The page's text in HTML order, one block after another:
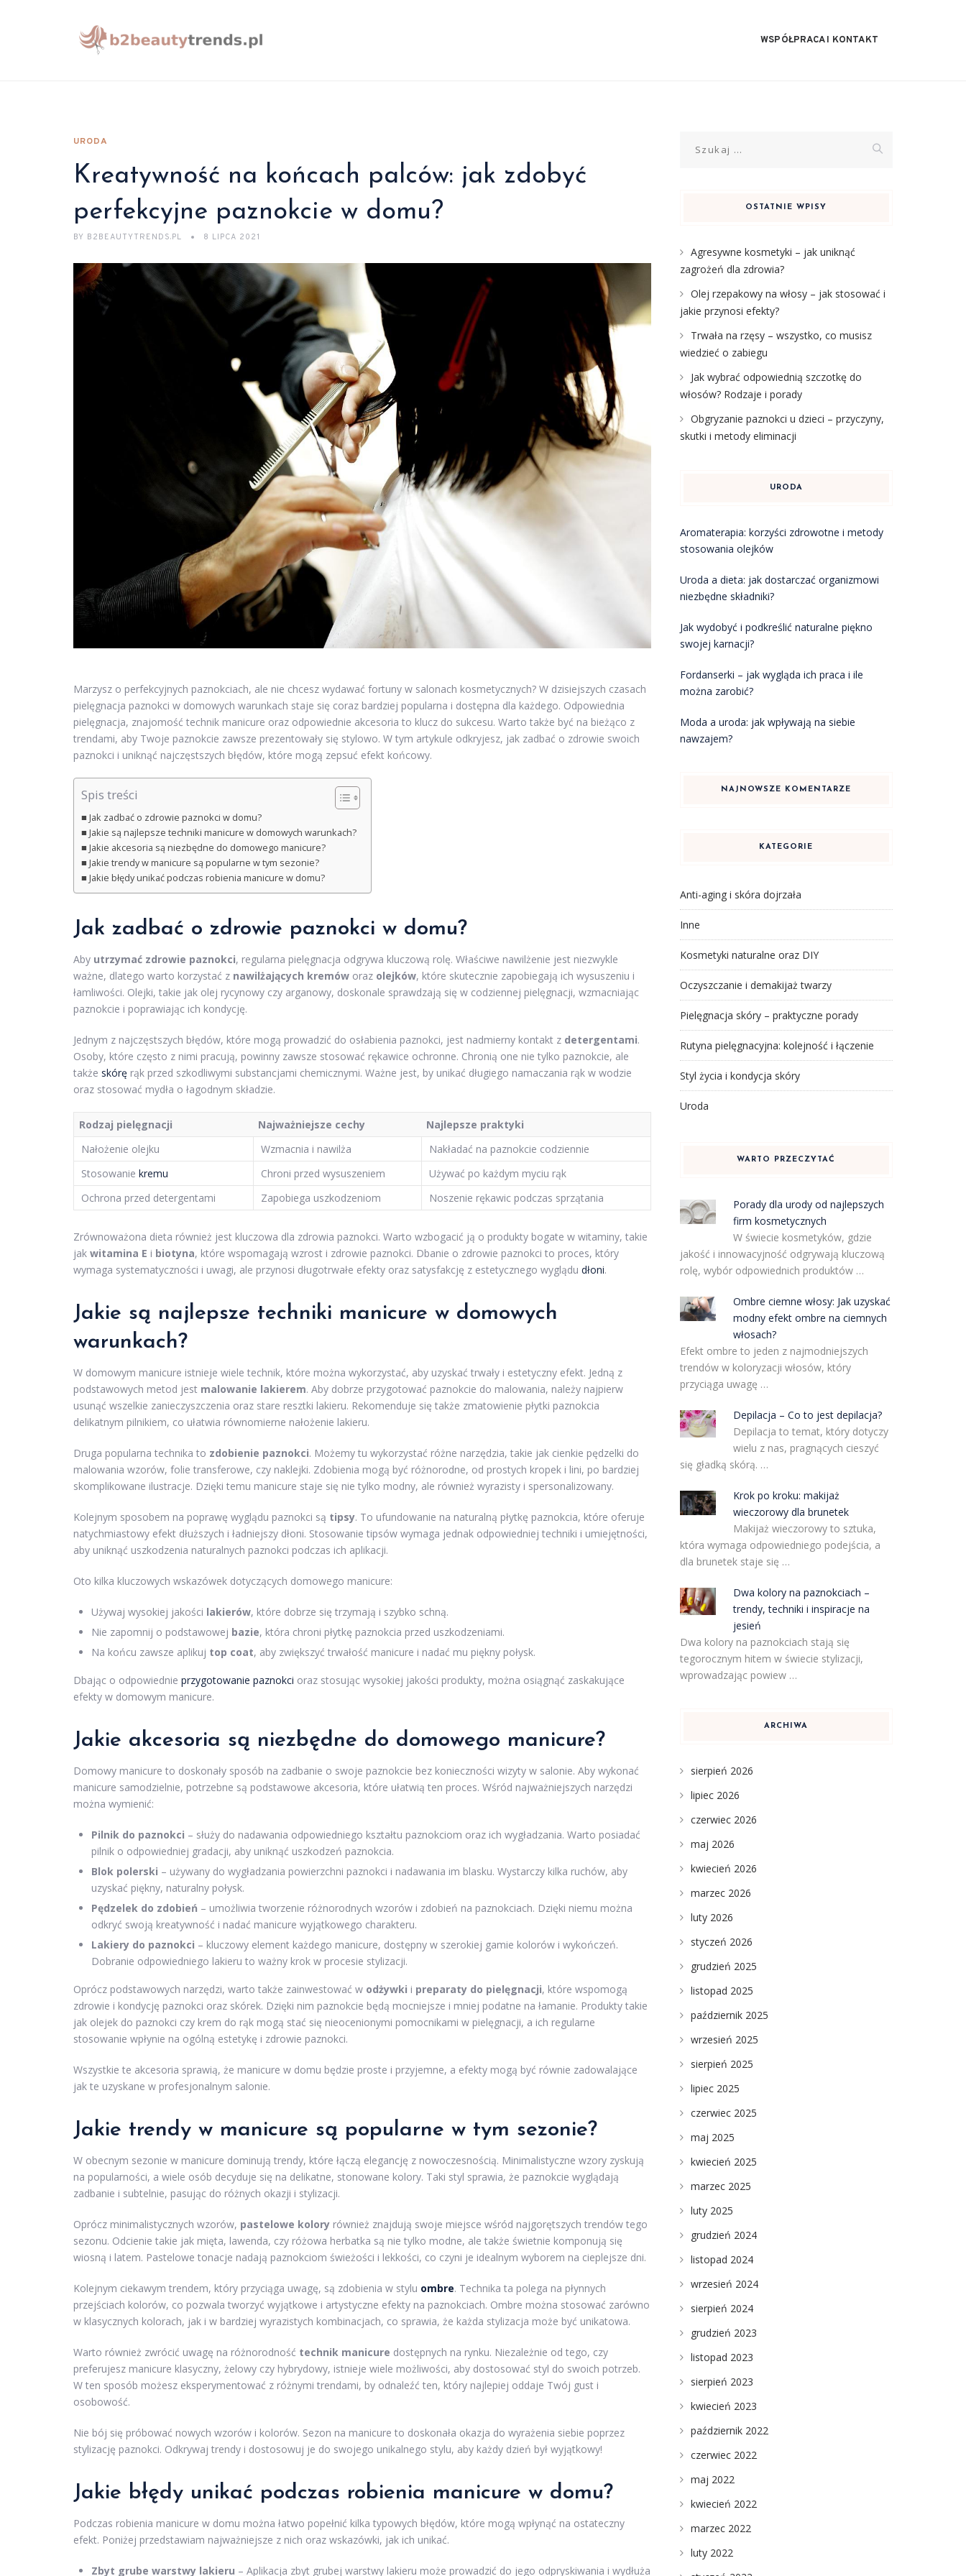
WSPÓŁPRACA I KONTAKT
URODA
Kreatywność na końcach palców: jak zdobyć
perfekcyjne paznokcie w domu?
BY B2BEAUTYTRENDS.PL 8 LIPCA 2021
Marzysz o perfekcyjnych paznokciach, ale nie chcesz wydawać fortuny w salonach kosmetycznych? W dzisiejszych czasach
pielęgnacja paznokci w domowych warunkach staje się coraz bardziej popularna i dostępna dla każdego. Odpowiednia
pielęgnacja, znajomość technik manicure oraz odpowiednie akcesoria to klucz do sukcesu. Warto także być na bieżąco z
trendami, aby Twoje paznokcie zawsze prezentowały się stylowo. W tym artykule odkryjesz, jak zadbać o zdrowie swoich
paznokci i uniknąć najczęstszych błędów, które mogą zepsuć efekt końcowy.
Spis treści
Jak zadbać o zdrowie paznokci w domu?
Jakie są najlepsze techniki manicure w domowych warunkach?
Jakie akcesoria są niezbędne do domowego manicure?
Jakie trendy w manicure są popularne w tym sezonie?
Jakie błędy unikać podczas robienia manicure w domu?
Jak zadbać o zdrowie paznokci w domu?
Aby utrzymać zdrowie paznokci, regularna pielęgnacja odgrywa kluczową rolę. Właściwe nawilżenie jest niezwykle
ważne, dlatego warto korzystać z nawilżających kremów oraz olejków, które skutecznie zapobiegają ich wysuszeniu i
łamliwości. Olejki, takie jak olej rycynowy czy arganowy, doskonale sprawdzają się w codziennej pielęgnacji, wzmacniając
paznokcie i poprawiając ich kondycję.
Jednym z najczęstszych błędów, które mogą prowadzić do osłabienia paznokci, jest nadmierny kontakt z detergentami.
Osoby, które często z nimi pracują, powinny zawsze stosować rękawice ochronne. Chronią one nie tylko paznokcie, ale
także skórę rąk przed szkodliwymi substancjami chemicznymi. Ważne jest, by unikać długiego namaczania rąk w wodzie
oraz stosować mydła o łagodnym składzie.
Rodzaj pielęgnacji Najważniejsze cechy
Najlepsze praktyki
Nałożenie olejku
Wzmacnia i nawilża
Nakładać na paznokcie codziennie
Stosowanie kremu Chroni przed wysuszeniem
Używać po każdym myciu rąk
Ochrona przed detergentami
Zapobiega uszkodzeniom Noszenie rękawic podczas sprzątania
Zrównoważona dieta również jest kluczowa dla zdrowia paznokci. Warto wzbogacić ją o produkty bogate w witaminy, takie
jak witamina E i biotyna, które wspomagają wzrost i zdrowie paznokci. Dbanie o zdrowie paznokci to proces, który
wymaga systematyczności i uwagi, ale przynosi długotrwałe efekty oraz satysfakcję z estetycznego wyglądu dłoni.
Jakie są najlepsze techniki manicure w domowych
warunkach?
W domowym manicure istnieje wiele technik, które można wykorzystać, aby uzyskać trwały i estetyczny efekt. Jedną z
podstawowych metod jest malowanie lakierem. Aby dobrze przygotować paznokcie do malowania, należy najpierw
usunąć wszelkie zanieczyszczenia oraz stare resztki lakieru. Rekomenduje się także zmatowienie płytki paznokcia
delikatnym pilnikiem, co ułatwia równomierne nałożenie lakieru.
Druga popularna technika to zdobienie paznokci. Możemy tu wykorzystać różne narzędzia, takie jak cienkie pędzelki do
malowania wzorów, folie transferowe, czy naklejki. Zdobienia mogą być różnorodne, od prostych kropek i lini, po bardziej
skomplikowane ilustracje. Dzięki temu manicure staje się nie tylko modny, ale również wyrazisty i spersonalizowany.
Kolejnym sposobem na poprawę wyglądu paznokci są tipsy. To ufundowanie na naturalną płytkę paznokcia, które oferuje
natychmiastowy efekt dłuższych i ładniejszy dłoni. Stosowanie tipsów wymaga jednak odpowiedniej techniki i umiejętności,
aby uniknąć uszkodzenia naturalnych paznokci podczas ich aplikacji.
Oto kilka kluczowych wskazówek dotyczących domowego manicure:
Używaj wysokiej jakości lakierów, które dobrze się trzymają i szybko schną.
Nie zapomnij o podstawowej bazie, która chroni płytkę paznokcia przed uszkodzeniami.
Na końcu zawsze aplikuj top coat, aby zwiększyć trwałość manicure i nadać mu piękny połysk.
Dbając o odpowiednie przygotowanie paznokci oraz stosując wysokiej jakości produkty, można osiągnąć zaskakujące
efekty w domowym manicure.
Jakie akcesoria są niezbędne do domowego manicure?
Domowy manicure to doskonały sposób na zadbanie o swoje paznokcie bez konieczności wizyty w salonie. Aby wykonać
manicure samodzielnie, potrzebne są podstawowe akcesoria, które ułatwią ten proces. Wśród najważniejszych narzędzi
można wymienić:
Pilnik do paznokci – służy do nadawania odpowiedniego kształtu paznokciom oraz ich wygładzania. Warto posiadać
pilnik o odpowiedniej gradacji, aby uniknąć uszkodzeń paznokcia.
Blok polerski – używany do wygładzania powierzchni paznokci i nadawania im blasku. Wystarczy kilka ruchów, aby
uzyskać piękny, naturalny połysk.
Pędzelek do zdobień – umożliwia tworzenie różnorodnych wzorów i zdobień na paznokciach. Dzięki niemu można
odkryć swoją kreatywność i nadać manicure wyjątkowego charakteru.
Lakiery do paznokci – kluczowy element każdego manicure, dostępny w szerokiej gamie kolorów i wykończeń.
Dobranie odpowiedniego lakieru to ważny krok w procesie stylizacji.
Oprócz podstawowych narzędzi, warto także zainwestować w odżywki i preparaty do pielęgnacji, które wspomogą
zdrowie i kondycję paznokci oraz skórek. Dzięki nim paznokcie będą mocniejsze i mniej podatne na łamanie. Produkty takie
jak olejek do paznokci czy krem do rąk mogą stać się nieocenionymi pomocnikami w pielęgnacji, a ich regularne
stosowanie wpłynie na ogólną estetykę i zdrowie paznokci.
Wszystkie te akcesoria sprawią, że manicure w domu będzie proste i przyjemne, a efekty mogą być równie zadowalające
jak te uzyskane w profesjonalnym salonie.
Jakie trendy w manicure są popularne w tym sezonie?
W obecnym sezonie w manicure dominują trendy, które łączą elegancję z nowoczesnością. Minimalistyczne wzory zyskują
na popularności, a wiele osób decyduje się na delikatne, stonowane kolory. Taki styl sprawia, że paznokcie wyglądają
zadbanie i subtelnie, pasując do różnych okazji i stylizacji.
Oprócz minimalistycznych wzorów, pastelowe kolory również znajdują swoje miejsce wśród najgorętszych trendów tego
sezonu. Odcienie takie jak mięta, lawenda, czy różowa herbatka są nie tylko modne, ale także świetnie komponują się
wiosną i latem. Pastelowe tonacje nadają paznokciom świeżości i lekkości, co czyni je idealnym wyborem na cieplejsze dni.
Kolejnym ciekawym trendem, który przyciąga uwagę, są zdobienia w stylu ombre. Technika ta polega na płynnych
przejściach kolorów, co pozwala tworzyć wyjątkowe i artystyczne efekty na paznokciach. Ombre można stosować zarówno
w klasycznych kolorach, jak i w bardziej wyrazistych kombinacjach, co sprawia, że każda stylizacja może być unikatowa.
Warto również zwrócić uwagę na różnorodność technik manicure dostępnych na rynku. Niezależnie od tego, czy
preferujesz manicure klasyczny, żelowy czy hybrydowy, istnieje wiele możliwości, aby dostosować styl do swoich potrzeb.
W ten sposób możesz eksperymentować z różnymi trendami, by odnaleźć ten, który najlepiej oddaje Twój gust i
osobowość.
Nie bój się próbować nowych wzorów i kolorów. Sezon na manicure to doskonała okazja do wyrażenia siebie poprzez
stylizację paznokci. Odkrywaj trendy i dostosowuj je do swojego unikalnego stylu, aby każdy dzień był wyjątkowy!
Jakie błędy unikać podczas robienia manicure w domu?
Podczas robienia manicure w domu można łatwo popełnić kilka typowych błędów, które mogą wpłynąć na ostateczny
efekt. Poniżej przedstawiam najważniejsze z nich oraz wskazówki, jak ich unikać.
Zbyt grube warstwy lakieru – Aplikacja zbyt grubej warstwy lakieru może prowadzić do jego odpryskiwania i wydłuża
OSTATNIE WPISY
Agresywne kosmetyki – jak uniknąć
zagrożeń dla zdrowia?
Olej rzepakowy na włosy – jak stosować i
jakie przynosi efekty?
Trwała na rzęsy – wszystko, co musisz
wiedzieć o zabiegu
Jak wybrać odpowiednią szczotkę do
włosów? Rodzaje i porady
Obgryzanie paznokci u dzieci – przyczyny,
skutki i metody eliminacji
URODA
Aromaterapia: korzyści zdrowotne i metody
stosowania olejków
Uroda a dieta: jak dostarczać organizmowi
niezbędne składniki?
Jak wydobyć i podkreślić naturalne piękno
swojej karnacji?
Fordanserki – jak wygląda ich praca i ile
można zarobić?
Moda a uroda: jak wpływają na siebie
nawzajem?
NAJNOWSZE KOMENTARZE
KATEGORIE
Anti-aging i skóra dojrzała
Inne
Kosmetyki naturalne oraz DIY
Oczyszczanie i demakijaż twarzy
Pielęgnacja skóry – praktyczne porady
Rutyna pielęgnacyjna: kolejność i łączenie
Styl życia i kondycja skóry
Uroda
WARTO PRZECZYTAĆ
Porady dla urody od najlepszych
firm kosmetycznych
W świecie kosmetyków, gdzie
jakość i innowacyjność odgrywają kluczową
rolę, wybór odpowiednich produktów …
Ombre ciemne włosy: Jak uzyskać
modny efekt ombre na ciemnych
włosach?
Efekt ombre to jeden z najmodniejszych
trendów w koloryzacji włosów, który
przyciąga uwagę …
Depilacja – Co to jest depilacja?
Depilacja to temat, który dotyczy
wielu z nas, pragnących cieszyć
się gładką skórą. …
Krok po kroku: makijaż
wieczorowy dla brunetek
Makijaż wieczorowy to sztuka,
która wymaga odpowiedniego podejścia, a
dla brunetek staje się …
Dwa kolory na paznokciach –
trendy, techniki i inspiracje na
jesień
Dwa kolory na paznokciach stają się
tegorocznym hitem w świecie stylizacji,
wprowadzając powiew …
ARCHIWA
sierpień 2026
lipiec 2026
czerwiec 2026
maj 2026
kwiecień 2026
marzec 2026
luty 2026
styczeń 2026
grudzień 2025
listopad 2025
październik 2025
wrzesień 2025
sierpień 2025
lipiec 2025
czerwiec 2025
maj 2025
kwiecień 2025
marzec 2025
luty 2025
grudzień 2024
listopad 2024
wrzesień 2024
sierpień 2024
grudzień 2023
listopad 2023
sierpień 2023
kwiecień 2023
październik 2022
czerwiec 2022
maj 2022
kwiecień 2022
marzec 2022
luty 2022